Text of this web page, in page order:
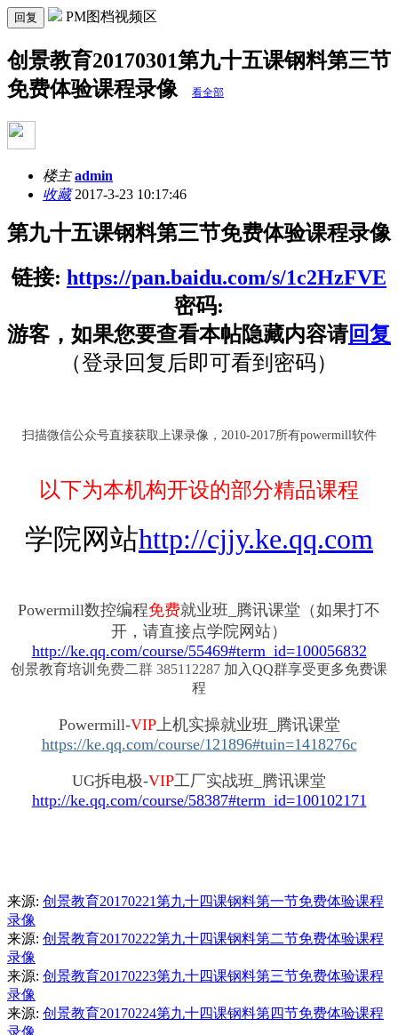
回复 PM图档视频区
创景教育20170301第九十五课钢料第三节
免费体验课程录像
看全部
楼主 admin
收藏2017-3-23 10:17:46
第九十五课钢料第三节免费体验课程录像
链接: https://pan.baidu.com/s/1c2HzFVE
密码:
游客，如果您要查看本帖隐藏内容请回复
（登录回复后即可看到密码）
扫描微信公众号直接获取上课录像，2010-2017所有powermill软件
以下为本机构开设的部分精品课程
学院网站http://cjjy.ke.qq.com
Powermill数控编程免费就业班_腾讯课堂（如果打不
开，请直接点学院网站）
http://ke.qq.com/course/55469#term_id=100056832
创景教育培训 免费二群 385112287 加入QQ群享受更多免费课
程
Powermill-VIP上机实操就业班_腾讯课堂
https://ke.qq.com/course/121896#tuin=1418276c
UG拆电极-VIP工厂实战班_腾讯课堂
http://ke.qq.com/course/58387#term_id=100102171
来源: 创景教育20170221第九十四课钢料第一节免费体验课程
录像
来源: 创景教育20170222第九十四课钢料第二节免费体验课程
录像
来源: 创景教育20170223第九十四课钢料第三节免费体验课程
录像
来源: 创景教育20170224第九十四课钢料第四节免费体验课程
录像